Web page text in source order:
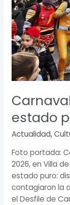
estado
Actualidad,
Foto portada:
2026, en Villa
estado puro:
contagiaron la
el Desfile de